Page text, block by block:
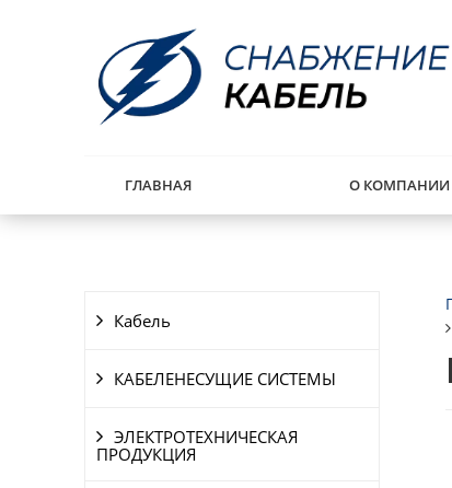
ГЛАВНАЯ О КОМПАНИИ
Кабель
КАБЕЛЕНЕСУЩИЕ СИСТЕМЫ
ЭЛЕКТРОТЕХНИЧЕСКАЯ
ПРОДУКЦИЯ